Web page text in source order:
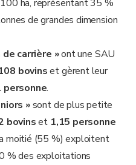
ha, représentant 35 %
de grandes dimension
de carrière »ont une SAU
bovinset gèrent leur
personne.
»sont de plus petite
bovinset 1,15 personne
moitié (55 %) exploitent
% des exploitations